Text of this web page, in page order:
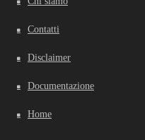
Contatti
Disclaimer
Documentazione
Home